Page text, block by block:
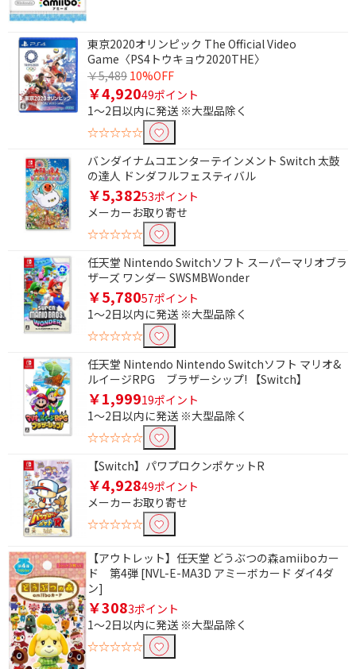
東京2020オリンピック The Official Video
Game〈PS4トウキョウ2020THE〉
￥5,489 10%OFF
￥4,92049ポイント
1～2日以内に発送 ※大型品除く
☆☆☆☆☆
バンダイナムコエンターテインメント Switch 太鼓
の達人 ドンダフルフェスティバル
￥5,38253ポイント
メーカーお取り寄せ
☆☆☆☆☆
任天堂 Nintendo Switchソフト スーパーマリオブラ
ザーズ ワンダー SWSMBWonder
￥5,78057ポイント
1～2日以内に発送 ※大型品除く
☆☆☆☆☆
任天堂 Nintendo Nintendo Switchソフト マリオ&
ルイージRPG ブラザーシップ! 【Switch】
￥1,99919ポイント
1～2日以内に発送 ※大型品除く
☆☆☆☆☆
【Switch】パワプロクンポケットR
￥4,92849ポイント
メーカーお取り寄せ
☆☆☆☆☆
【アウトレット】任天堂 どうぶつの森amiiboカー
ド 第4弾 [NVL-E-MA3D アミーボカード ダイ4ダ
ン]
￥3083ポイント
1～2日以内に発送 ※大型品除く
☆☆☆☆☆